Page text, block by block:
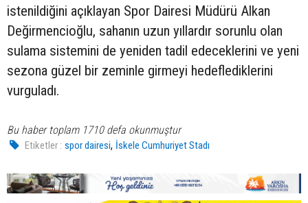
istenildiğini açıklayan Spor Dairesi Müdürü Alkan
Değirmencioğlu, sahanın uzun yıllardır sorunlu olan
sulama sistemini de yeniden tadil edeceklerini ve yeni
sezona güzel bir zeminle girmeyi hedeflediklerini
vurguladı.
Bu haber toplam 1710 defa okunmuştur
Etiketler : spor dairesi, İskele Cumhuriyet Stadı